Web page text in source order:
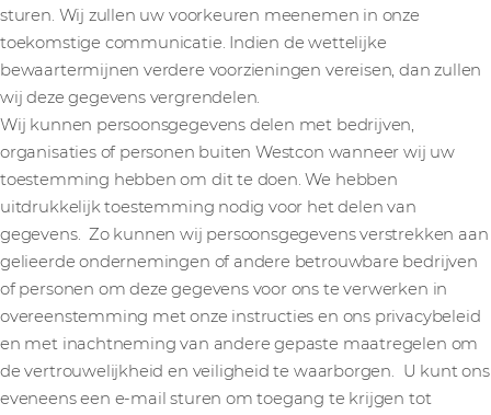
sturen. Wij zullen uw voorkeuren meenemen in onze
toekomstige communicatie. Indien de wettelijke
bewaartermijnen verdere voorzieningen vereisen, dan zullen
wij deze gegevens vergrendelen.
Wij kunnen persoonsgegevens delen met bedrijven,
organisaties of personen buiten Westcon wanneer wij uw
toestemming hebben om dit te doen. We hebben
uitdrukkelijk toestemming nodig voor het delen van
gegevens. Zo kunnen wij persoonsgegevens verstrekken aan
gelieerde ondernemingen of andere betrouwbare bedrijven
of personen om deze gegevens voor ons te verwerken in
overeenstemming met onze instructies en ons privacybeleid
en met inachtneming van andere gepaste maatregelen om
de vertrouwelijkheid en veiligheid te waarborgen. U kunt ons
eveneens een e-mail sturen om toegang te krijgen tot